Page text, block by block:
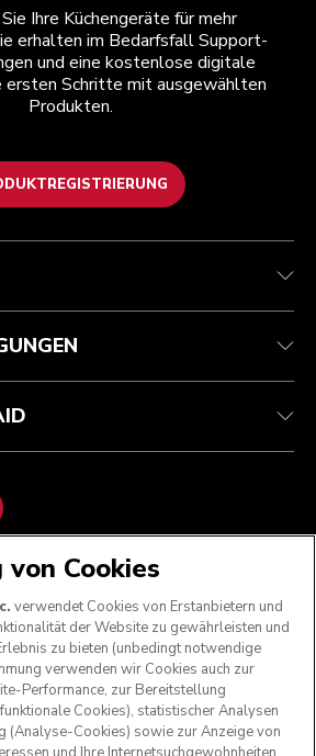
Ihre Küchengeräte für mehr
erhalten im Bedarfsfall Support-
und eine kostenlose digitale
ersten Schritte mit ausgewählten
Produkten.
AKZEPTIEREN
SIE UNS
Cookies
verwendet Cookies von Erstanbietern und
der Website zu gewährleisten und
zu bieten (unbedingt notwendige
verwenden wir Cookies auch zur
Performance, zur Bereitstellung
Cookies), statistischer Analysen
(Analyse-Cookies) sowie zur Anzeige von